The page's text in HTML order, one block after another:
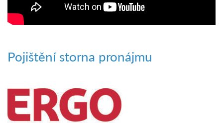
Pojištění storna pronájmu